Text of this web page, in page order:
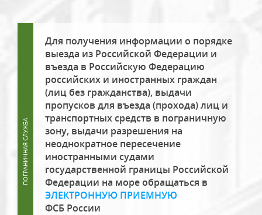
Для получения информации о порядке
выезда из Российской Федерации и
въезда в Российскую Федерацию
российских и иностранных граждан
(лиц без гражданства), выдачи
пропусков для въезда (прохода) лиц и
транспортных средств в пограничную
зону, выдачи разрешения на
неоднократное пересечение
иностранными судами
государственной границы Российской
Федерации на море обращаться в
ЭЛЕКТРОННУЮ ПРИЕМНУЮ
ФСБ России